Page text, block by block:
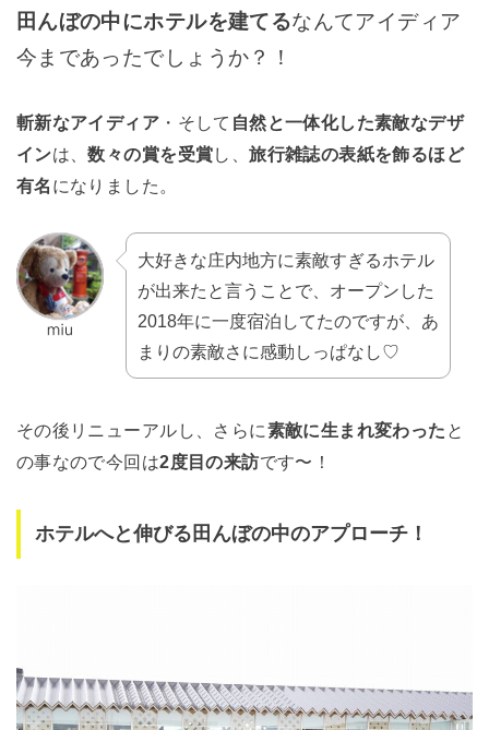
田んぼの中にホテルを建てるなんてアイディア
今まであったでしょうか？！
斬新なアイディア ・そして 自然と一体化した素敵なデザ
インは、数々の賞を受賞し、旅行雑誌の表紙を飾るほど
有名 になりました。
大好きな庄内地方に素敵すぎるホテル
が出来たと言うことで、オープンした
2018年に一度宿泊してたのですが、あ
まりの素敵さに感動しっぱなし♡
その後リニューアルし、さらに素敵に生まれ変わった と
の事なので今回は2度目の来訪です〜！
ホテルへと伸びる田んぼの中のアプローチ！